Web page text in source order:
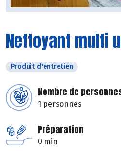
Nettoyant multi
Produit d'entretien
Nombre de
1 personnes
Préparation
0 min